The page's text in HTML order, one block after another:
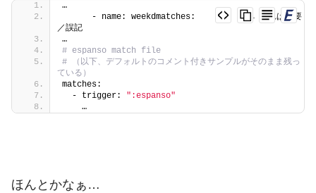
…
      - name: weekdmatches:           ← これは不要
／誤記
…
# espanso match file
# （以下、デフォルトのコメント付きサンプルがそのまま残っ
ている）
matches:
  - trigger:
":espanso"
    …
ほんとかなぁ…